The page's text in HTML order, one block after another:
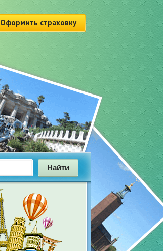
Оформить страховку
Найти